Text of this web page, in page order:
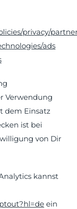
privacy/
ads
Verwendung
dem Einsatz
ist bei
von Dir
kannst
ein